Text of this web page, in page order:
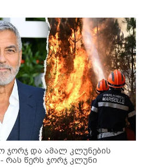
ჯორჯ და ამალ კლუნების
რას წერს ჯორჯ კლუნი